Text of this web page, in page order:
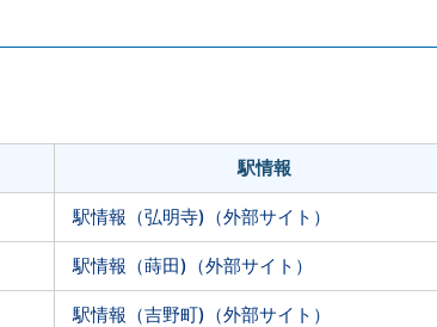
駅情報
駅情報（弘明寺)（外部サイト）
駅情報（蒔田)（外部サイト）
駅情報（吉野町)（外部サイト）